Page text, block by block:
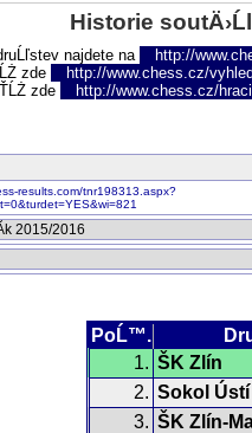
Historie
najdete na http://
zde
http://www.chess.cz/
zde
http://www.chess.cz/
results.com/tnr198313.aspx?
PoĹ™.
1. ŠK Zlín
2. Sokol Ústí
3. ŠK Zlín-